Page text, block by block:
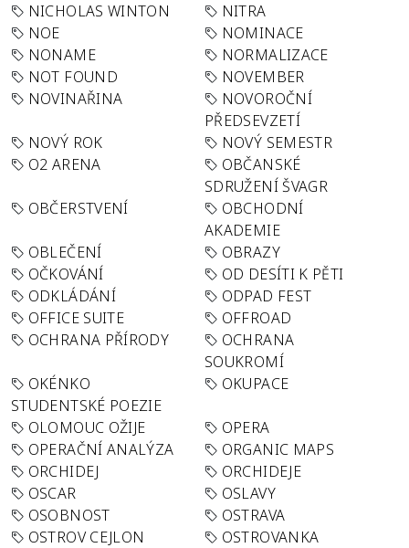
NICHOLAS WINTON
NITRA
NOE
NOMINACE
NONAME
NORMALIZACE
NOT FOUND
NOVEMBER
NOVINAŘINA
NOVOROČNÍ
PŘEDSEVZETÍ
NOVÝ ROK
NOVÝ SEMESTR
O2 ARENA
OBČANSKÉ
SDRUŽENÍ ŠVAGR
OBČERSTVENÍ
OBCHODNÍ
AKADEMIE
OBLEČENÍ
OBRAZY
OČKOVÁNÍ
OD DESÍTI K PĚTI
ODKLÁDÁNÍ
ODPAD FEST
OFFICE SUITE
OFFROAD
OCHRANA PŘÍRODY
OCHRANA
SOUKROMÍ
OKÉNKO
STUDENTSKÉ POEZIE
OKUPACE
OLOMOUC OŽIJE
OPERA
OPERAČNÍ ANALÝZA
ORGANIC MAPS
ORCHIDEJ
ORCHIDEJE
OSCAR
OSLAVY
OSOBNOST
OSTRAVA
OSTROV CEJLON
OSTROVANKA